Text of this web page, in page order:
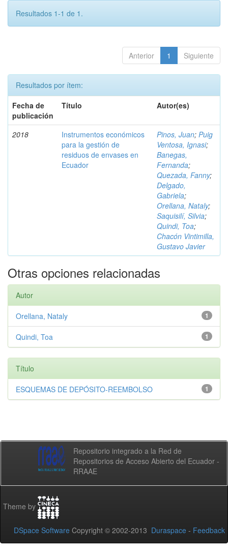
Resultados 1-1 de 1.
Anterior 1 Siguiente
Resultados por ítem:
Fecha de
publicación
Título Autor(es)
2018
Instrumentos económicos
para la gestión de
residuos de envases en
Ecuador
Pinos, Juan; Puig
Ventosa, Ignasi;
Banegas,
Fernanda;
Quezada, Fanny;
Delgado,
Gabriela;
Orellana, Nataly;
Saquisilí, Silvia;
Quindi, Toa;
Chacón Vintimilla,
Gustavo Javier
Otras opciones relacionadas
Autor
1
Orellana, Nataly
1
Quindi, Toa
Título
1
ESQUEMAS DE DEPÓSITO-REEMBOLSO
Repositorio integrado a la Red de
Repositorios de Acceso Abierto del Ecuador -
RRAAE
Theme by
DSpace Software Copyright © 2002-2013 Duraspace - Feedback